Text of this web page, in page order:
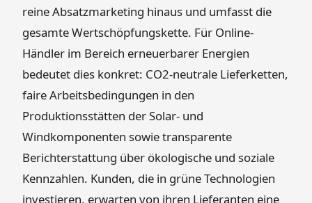
reine Absatzmarketing hinaus und umfasst die
gesamte Wertschöpfungskette. Für Online-
Händler im Bereich erneuerbarer Energien
bedeutet dies konkret: CO2-neutrale Lieferketten,
faire Arbeitsbedingungen in den
Produktionsstätten der Solar- und
Windkomponenten sowie transparente
Berichterstattung über ökologische und soziale
Kennzahlen. Kunden, die in grüne Technologien
investieren, erwarten von ihren Lieferanten eine